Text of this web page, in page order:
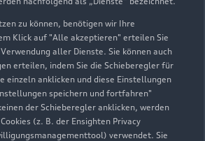
zu können, benötigen wir Ihre
Klick auf "Alle akzeptieren" erteilen Sie
aller Dienste. Sie können auch
erteilen, indem Sie die Schieberegler für
einzeln anklicken und diese Einstellungen
speichern und fortfahren"
der Schieberegler anklicken, werden
(z. B. der Ensighten Privacy
verwendet. Sie
2